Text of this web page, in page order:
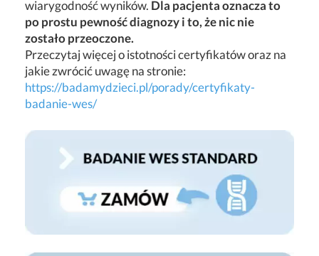
wiarygodność wyników. Dla pacjenta oznacza to
po prostu pewność diagnozy i to, że nic nie
zostało przeoczone.
Przeczytaj więcej o istotności certyfikatów oraz na
jakie zwrócić uwagę na stronie:
https://badamydzieci.pl/porady/certyfikaty-
badanie-wes/